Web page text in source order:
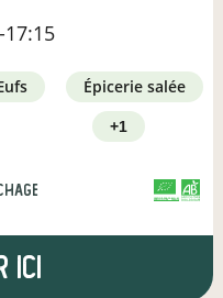
17:15
œufs
épicerie salée
+1
CERTIFIÉ PAR FR-BIO-01
AGRICULTURE FRANCE
ici